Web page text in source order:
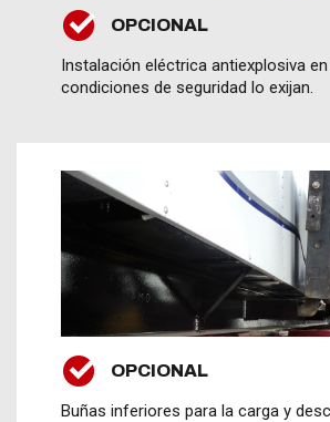
OPCIONAL
Instalación eléctrica antiexplosiva
condiciones de seguridad lo exijan.
OPCIONAL
Buñas inferiores para la carga y